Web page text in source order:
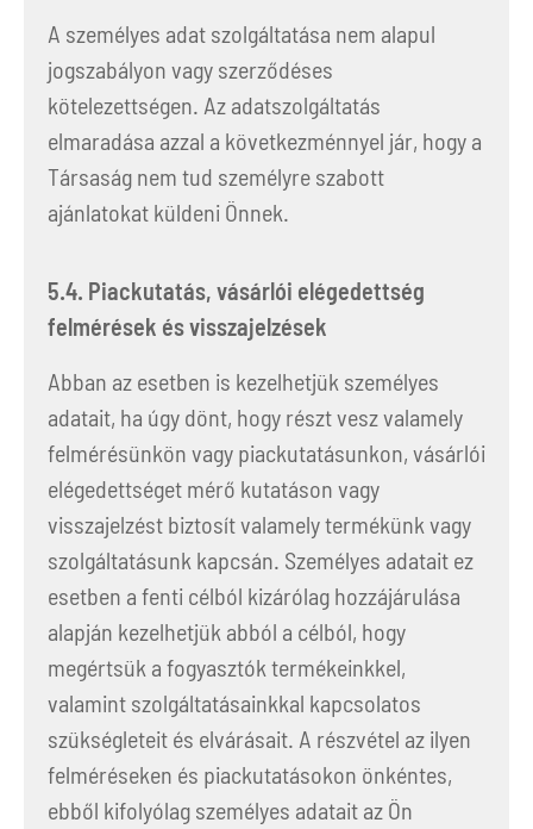
A személyes adat szolgáltatása nem alapul
jogszabályon vagy szerződéses
kötelezettségen. Az adatszolgáltatás
elmaradása azzal a következménnyel jár, hogy a
Társaság nem tud személyre szabott
ajánlatokat küldeni Önnek.
5.4. Piackutatás, vásárlói elégedettség
felmérések és visszajelzések
Abban az esetben is kezelhetjük személyes
adatait, ha úgy dönt, hogy részt vesz valamely
felmérésünkön vagy piackutatásunkon, vásárlói
elégedettséget mérő kutatáson vagy
visszajelzést biztosít valamely termékünk vagy
szolgáltatásunk kapcsán. Személyes adatait ez
esetben a fenti célból kizárólag hozzájárulása
alapján kezelhetjük abból a célból, hogy
megértsük a fogyasztók termékeinkkel,
valamint szolgáltatásainkkal kapcsolatos
szükségleteit és elvárásait. A részvétel az ilyen
felméréseken és piackutatásokon önkéntes,
ebből kifolyólag személyes adatait az Ön